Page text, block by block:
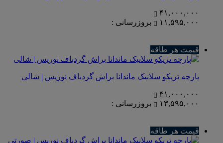
۴۱,۰۰۰,۰۰۰
۱۱,۵۹۵,۰۰۰
بروزرسانی :
قیمت هر طاقه
پارچه تریکو سلانیک ماندانا براش گردباف نوریس | شالی
۴۱,۰۰۰,۰۰۰
۱۳,۵۹۵,۰۰۰
بروزرسانی :
قیمت هر طاقه